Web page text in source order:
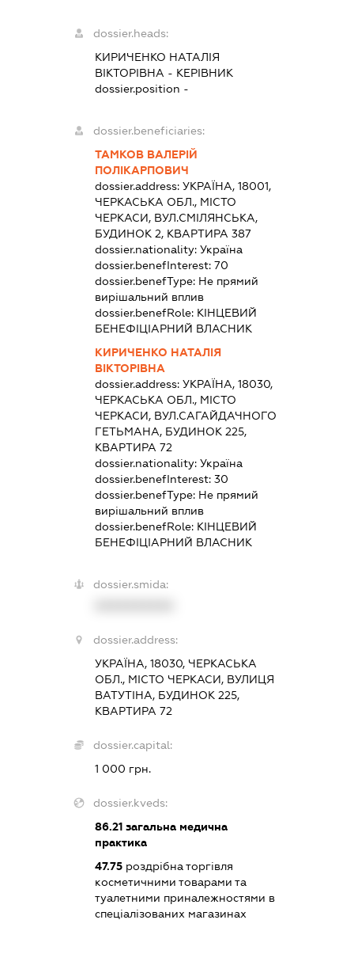
dossier.heads:
КИРИЧЕНКО НАТАЛІЯ
ВІКТОРІВНА - КЕРІВНИК
dossier.position -
dossier.beneficiaries:
ТАМКОВ ВАЛЕРІЙ
ПОЛІКАРПОВИЧ
dossier.address:УКРАЇНА, 18001,
ЧЕРКАСЬКА ОБЛ., МІСТО
ЧЕРКАСИ, ВУЛ.СМІЛЯНСЬКА,
БУДИНОК 2, КВАРТИРА 387
dossier.nationality:Україна
dossier.benefInterest:70
dossier.benefType: Не прямий
вирішальний вплив
dossier.benefRole: КІНЦЕВИЙ
БЕНЕФІЦІАРНИЙ ВЛАСНИК
КИРИЧЕНКО НАТАЛІЯ
ВІКТОРІВНА
dossier.address:УКРАЇНА, 18030,
ЧЕРКАСЬКА ОБЛ., МІСТО
ЧЕРКАСИ, ВУЛ.САГАЙДАЧНОГО
ГЕТЬМАНА, БУДИНОК 225,
КВАРТИРА 72
dossier.nationality:Україна
dossier.benefInterest:30
dossier.benefType: Не прямий
вирішальний вплив
dossier.benefRole: КІНЦЕВИЙ
БЕНЕФІЦІАРНИЙ ВЛАСНИК
dossier.smida:
dossier.address:
УКРАЇНА, 18030, ЧЕРКАСЬКА
ОБЛ., МІСТО ЧЕРКАСИ, ВУЛИЦЯ
ВАТУТІНА, БУДИНОК 225,
КВАРТИРА 72
dossier.capital:
1 000 грн.
dossier.kveds:
86.21 загальна медична
практика
47.75 роздрібна торгівля
косметичними товарами та
туалетними приналежностями в
спеціалізованих магазинах